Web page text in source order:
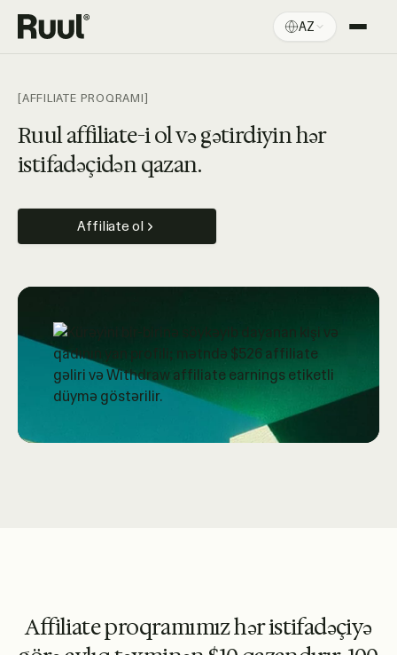
Ruul ana səhifə AZ
Qiymətlər
Resurslar
[AFFILIATE PROQRAMI]
Ruul affiliate-i ol və gətirdiyin hər
istifadəçidən qazan.
Affiliate ol
Affiliate proqramımız hər istifadəçiyə